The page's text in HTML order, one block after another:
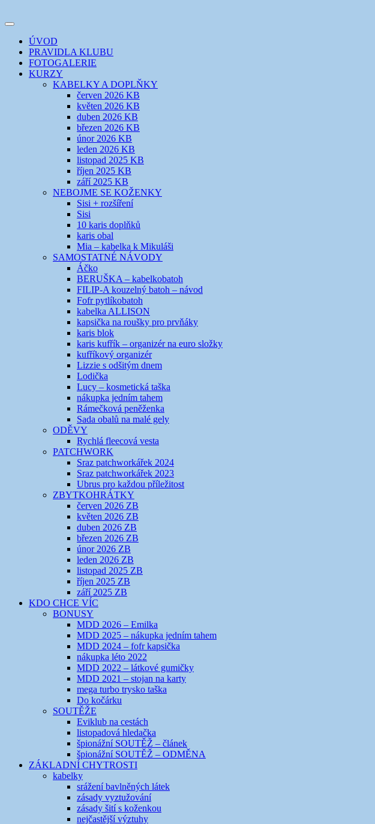
k
webuEVIKLUB
šicí klub
Toggle
navigation
ÚVOD
PRAVIDLA KLUBU
FOTOGALERIE
KURZY
KABELKY A DOPLŇKY
červen 2026 KB
květen 2026 KB
duben 2026 KB
březen 2026 KB
únor 2026 KB
leden 2026 KB
listopad 2025 KB
říjen 2025 KB
září 2025 KB
NEBOJME SE KOŽENKY
Sisi + rozšíření
Sisi
10 karis doplňků
karis obal
Mia – kabelka k Mikuláši
SAMOSTATNÉ NÁVODY
Áčko
BERUŠKA – kabelkobatoh
FILIP-A kouzelný batoh – návod
Fofr pytlíkobatoh
kabelka ALLISON
kapsička na roušky pro prvňáky
karis blok
karis kufřík – organizér na euro složky
kufříkový organizér
Lizzie s odšitým dnem
Lodička
Lucy – kosmetická taška
nákupka jedním tahem
Rámečková peněženka
Sada obalů na malé gely
ODĚVY
Rychlá fleecová vesta
PATCHWORK
Sraz patchworkářek 2024
Sraz patchworkářek 2023
Ubrus pro každou příležitost
ZBYTKOHRÁTKY
červen 2026 ZB
květen 2026 ZB
duben 2026 ZB
březen 2026 ZB
únor 2026 ZB
leden 2026 ZB
listopad 2025 ZB
říjen 2025 ZB
září 2025 ZB
KDO CHCE VÍC
BONUSY
MDD 2026 – Emilka
MDD 2025 – nákupka jedním tahem
MDD 2024 – fofr kapsička
nákupka léto 2022
MDD 2022 – látkové gumičky
MDD 2021 – stojan na karty
mega turbo trysko taška
Do kočárku
SOUTĚŽE
Eviklub na cestách
listopadová hledačka
špionážní SOUTĚŽ – článek
špionážní SOUTĚŽ – ODMĚNA
ZÁKLADNÍ CHYTROSTI
kabelky
srážení bavlněných látek
zásady vyztužování
zásady šití s koženkou
nejčastější výztuhy